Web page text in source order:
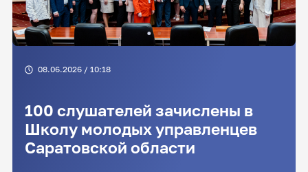
08.06.2026 / 10:18
100 слушателей зачислены в
Школу молодых управленцев
Саратовской области